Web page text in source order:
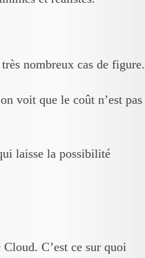
nombreux cas de figure.
voit que le coût n’est pas
laisse la possibilité
C’est ce sur quoi